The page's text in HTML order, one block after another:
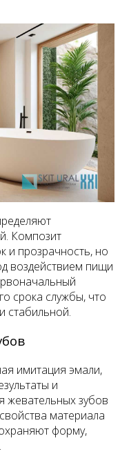
Композит
и прозрачность, но
воздействием пищи
срока службы, что
стабильной.
имитация эмали,
и
жевательных зубов
материала
форму,